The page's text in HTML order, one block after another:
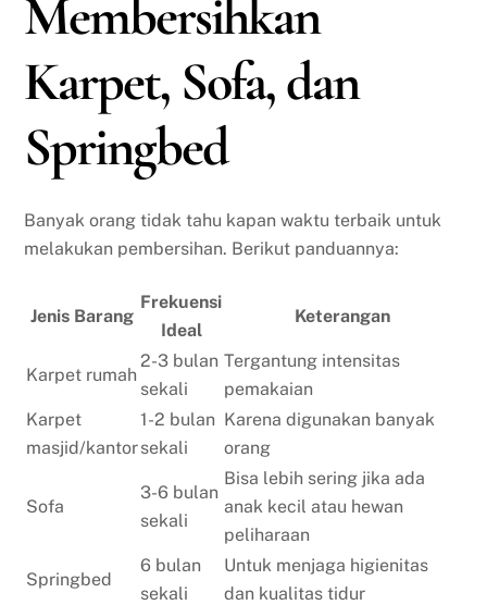
Membersihkan
Karpet, Sofa, dan
Springbed
Banyak orang tidak tahu kapan waktu terbaik untuk
melakukan pembersihan. Berikut panduannya:
Jenis Barang
Frekuensi
Ideal
Keterangan
Karpet rumah
2-3 bulan
sekali
Tergantung intensitas
pemakaian
Karpet
masjid/kantor
1-2 bulan
sekali
Karena digunakan banyak
orang
Sofa
3-6 bulan
sekali
Bisa lebih sering jika ada
anak kecil atau hewan
peliharaan
Springbed
6 bulan
sekali
Untuk menjaga higienitas
dan kualitas tidur